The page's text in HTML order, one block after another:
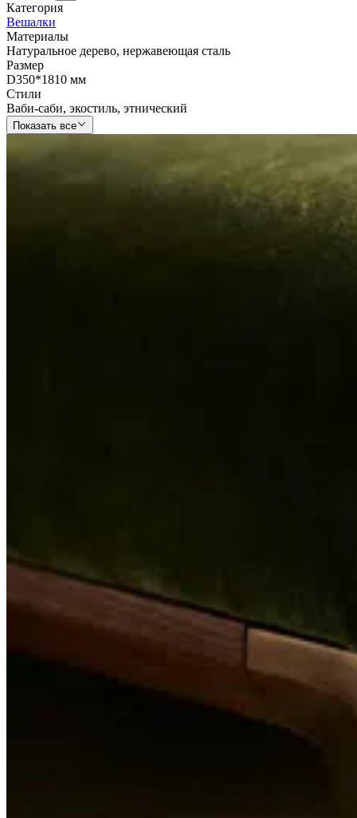
Категория
Вешалки
Материалы
Натуральное дерево, нержавеющая сталь
Размер
D350*1810 мм
Стили
Ваби-саби, экостиль, этнический
Показать все